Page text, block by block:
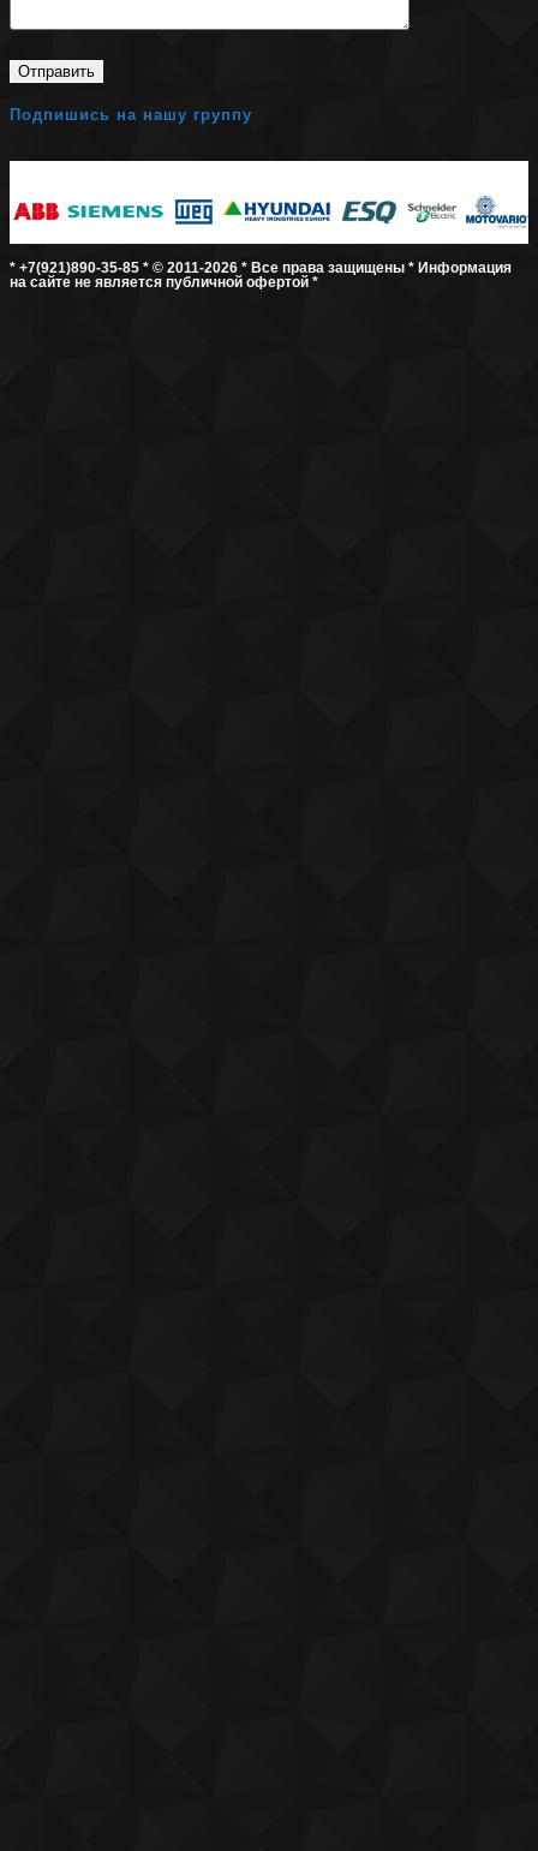
Подпишись на нашу группу
* +7(921)890-35-85 * © 2011-2026 * Все права защищены * Информация
на сайте не является публичной офертой *